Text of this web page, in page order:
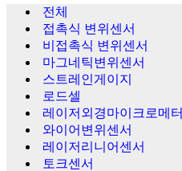
전체
접촉식 변위센서
비접촉식 변위센서
마그네틱변위센서
스트레인게이지
로드셀
레이저외경마이크로메터
와이어변위센서
레이저리니어센서
토크센서